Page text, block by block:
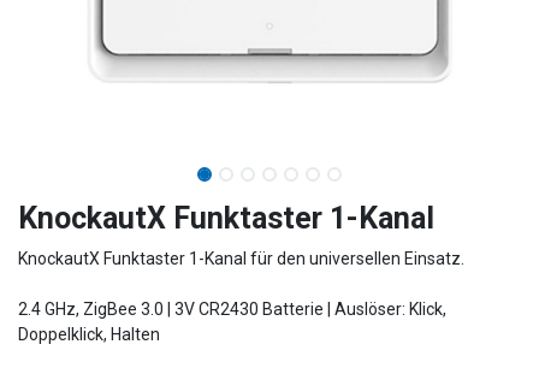
KnockautX Funktaster 1-Kanal
KnockautX Funktaster 1-Kanal für den universellen Einsatz.
2.4 GHz, ZigBee 3.0 | 3V CR2430 Batterie | Auslöser: Klick,
Doppelklick, Halten